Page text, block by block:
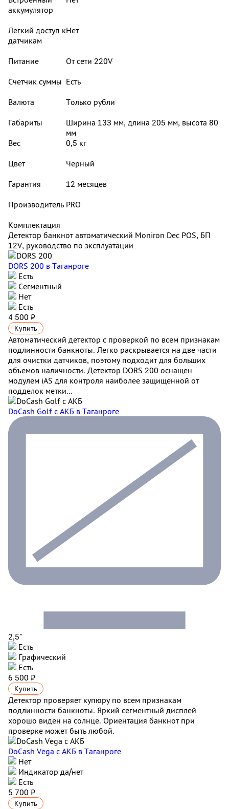
аккумулятор
Легкий доступ к
датчикам
Нет
Питание
От сети 220V
Счетчик суммы Есть
Валюта
Только рубли
Габариты
Ширина 133 мм, длина 205 мм, высота 80
мм
Вес
0,5 кг
Цвет
Черный
Гарантия
12 месяцев
Производитель PRO
Комплектация
Детектор банкнот автоматический Moniron Dec POS, БП
12V, руководство по эксплуатации
DORS 200 в Таганроге
Есть
Сегментный
Нет
Есть
4 500 ₽
Купить
Автоматический детектор с проверкой по всем признакам
подлинности банкноты. Легко раскрывается на две части
для очистки датчиков, поэтому подходит для больших
объемов наличности. Детектор DORS 200 оснащен
модулем iAS для контроля наиболее защищенной от
подделок метки...
DoCash Golf с АКБ в Таганроге
2,5"
Есть
Графический
Есть
6 500 ₽
Купить
Детектор проверяет купюру по всем признакам
подлинности банкноты. Яркий сегментный дисплей
хорошо виден на солнце. Ориентация банкнот при
проверке может быть любой.
DoCash Vega с АКБ в Таганроге
Нет
Индикатор да/нет
Есть
5 700 ₽
Купить